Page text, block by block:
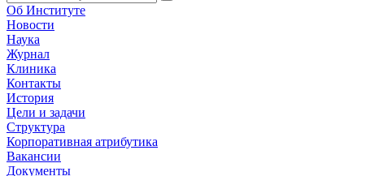
Об Институте
Новости
Наука
Журнал
Клиника
Контакты
История
Цели и задачи
Структура
Корпоративная атрибутика
Вакансии
Документы